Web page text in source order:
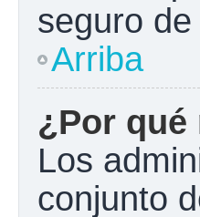
seguro
Arriba
¿Por
Los
conjunto